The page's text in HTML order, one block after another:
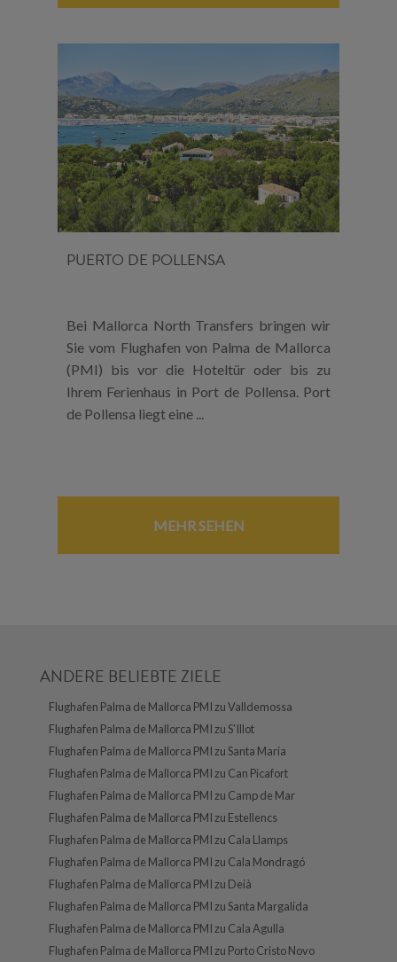
PUERTO DE POLLENSA
Bei Mallorca North Transfers bringen wir
Sie vom Flughafen von Palma de Mallorca
(PMI) bis vor die Hoteltür oder bis zu
Ihrem Ferienhaus in Port de Pollensa. Port
de Pollensa liegt eine ...
MEHR SEHEN
ANDERE BELIEBTE ZIELE
Flughafen Palma de Mallorca PMI zu Valldemossa
Flughafen Palma de Mallorca PMI zu S'Illot
Flughafen Palma de Mallorca PMI zu Santa Maria
Flughafen Palma de Mallorca PMI zu Can Picafort
Flughafen Palma de Mallorca PMI zu Camp de Mar
Flughafen Palma de Mallorca PMI zu Estellencs
Flughafen Palma de Mallorca PMI zu Cala Llamps
Flughafen Palma de Mallorca PMI zu Cala Mondragó
Flughafen Palma de Mallorca PMI zu Deià
Flughafen Palma de Mallorca PMI zu Santa Margalida
Flughafen Palma de Mallorca PMI zu Cala Agulla
Flughafen Palma de Mallorca PMI zu Porto Cristo Novo